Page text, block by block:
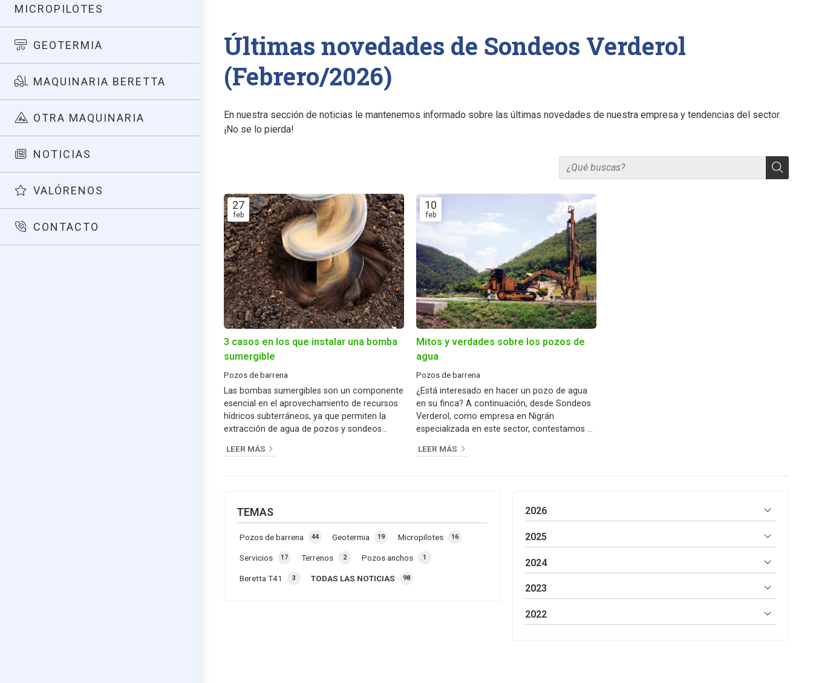
MICROPILOTES
GEOTERMIA
MAQUINARIA BERETTA
OTRA MAQUINARIA
NOTICIAS
VALÓRENOS
CONTACTO
Últimas novedades de Sondeos Verderol
(Febrero/2026)
En nuestra sección de noticias le mantenemos informado sobre las últimas novedades de nuestra empresa y tendencias del sector.
¡No se lo pierda!
TEMAS
TODAS LAS NOTICIAS 98
Pozos de barrena 44 Geotermia 19 Micropilotes 16
Servicios 17 Terrenos 2 Pozos anchos 1
Beretta T41 3
27
feb
3 casos en los que instalar una bomba
sumergible
Pozos de barrena
Las bombas sumergibles son un componente
esencial en el aprovechamiento de recursos
hídricos subterráneos, ya que permiten la
extracción de agua de pozos y sondeos
especialmente adecuadas para trabajar bajo
y duradero. Empresas especializadas como
proporcionar servicios de instalación y
además de per...
LEER MÁS
10
feb
Mitos y verdades sobre los pozos de
agua
Pozos de barrena
¿Está interesado en hacer un pozo de agua
en su finca? A continuación, desde Sondeos
Verderol, como empresa en Nigrán
especializada en este sector, contestamos a
respecto. ¿Necesito un permiso? Un error
perforación para un pozo de agua es un
a la Administración. La realidad es que es
correspondientes. Para evitar problem...
LEER MÁS
2026
2025
2024
2023
2022